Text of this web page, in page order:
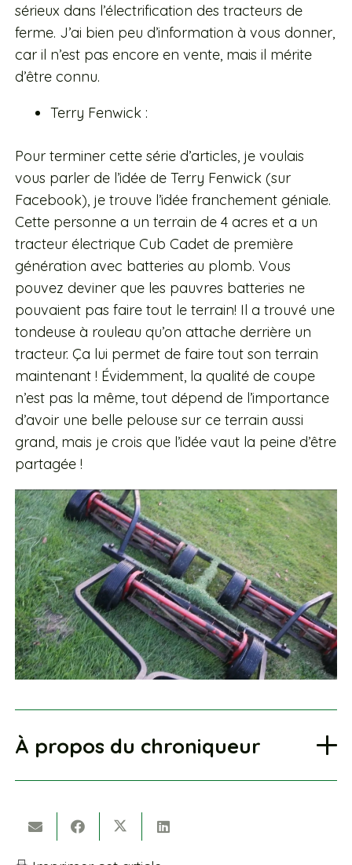
sérieux dans l’électrification des tracteurs de
ferme. J’ai bien peu d’information à vous donner,
car il n’est pas encore en vente, mais il mérite
d’être connu.
Terry Fenwick :
Pour terminer cette série d’articles, je voulais
vous parler de l’idée de Terry Fenwick (sur
Facebook), je trouve l’idée franchement géniale.
Cette personne a un terrain de 4 acres et a un
tracteur électrique Cub Cadet de première
génération avec batteries au plomb. Vous
pouvez deviner que les pauvres batteries ne
pouvaient pas faire tout le terrain! Il a trouvé une
tondeuse à rouleau qu’on attache derrière un
tracteur. Ça lui permet de faire tout son terrain
maintenant ! Évidemment, la qualité de coupe
n’est pas la même, tout dépend de l’importance
d’avoir une belle pelouse sur ce terrain aussi
grand, mais je crois que l’idée vaut la peine d’être
partagée !
À propos du chroniqueur